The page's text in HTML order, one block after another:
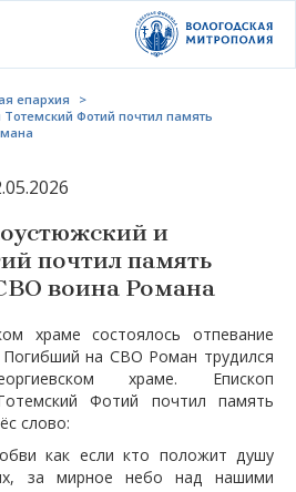
епархия
>
Фотий почтил память
и
почтил память
воина Романа
храме состоялось отпевание
на СВО Роман трудился
храме. Епископ
Фотий почтил память
слово:
как если кто положит душу
за мирное небо над нашими